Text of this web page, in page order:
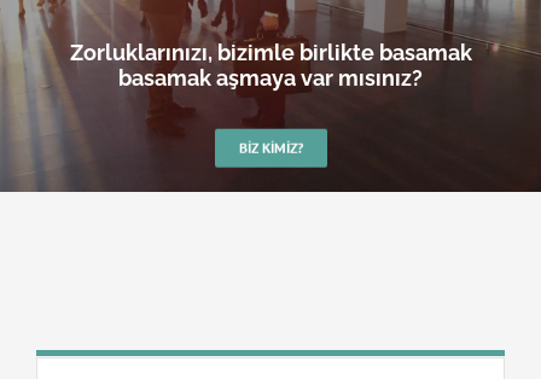
Zorluklarınızı, bizimle birlikte basamak
basamak aşmaya var mısınız?
BIZ KIMIZ?